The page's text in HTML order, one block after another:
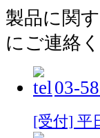
製品に関
にご連絡
03-
[受付] 平